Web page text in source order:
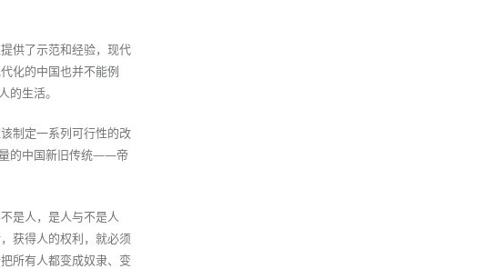
供了示范和经验，现代
化的中国也并不能例
的生活。
制定一系列可行性的改
量的中国新旧传统——帝
是人，是人与不是人
获得人的权利，就必须
所有人都变成奴隶、变